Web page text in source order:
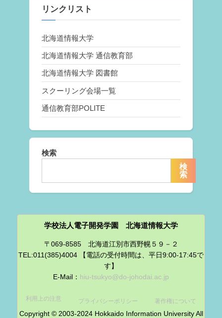
リンクリスト
北海道情報大学
北海道情報大学 通信教育部
北海道情報大学 図書館
スクーリング会場一覧
通信教育部POLITE
検索
検
索
学校法人電子開発学園 北海道情報大学
〒069-8585 北海道江別市西野幌５９－２
TEL:011(385)4004 【電話の受付時間は、平日9:00-17:45で
す】
E-Mail： hiu-tsukyo@do-johodai.ac.jp
利用上の注意 プライバシーポリシー 著作権について
Copyright © 2003-2024 Hokkaido Information University All